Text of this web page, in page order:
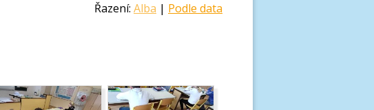
Řazení: Alba | Podle data